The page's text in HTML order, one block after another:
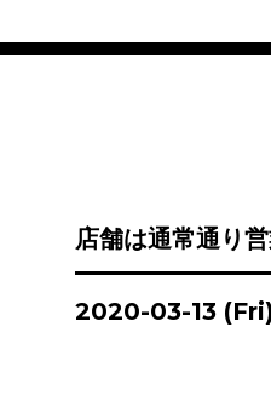
店舗は通常通り
2020-03-13